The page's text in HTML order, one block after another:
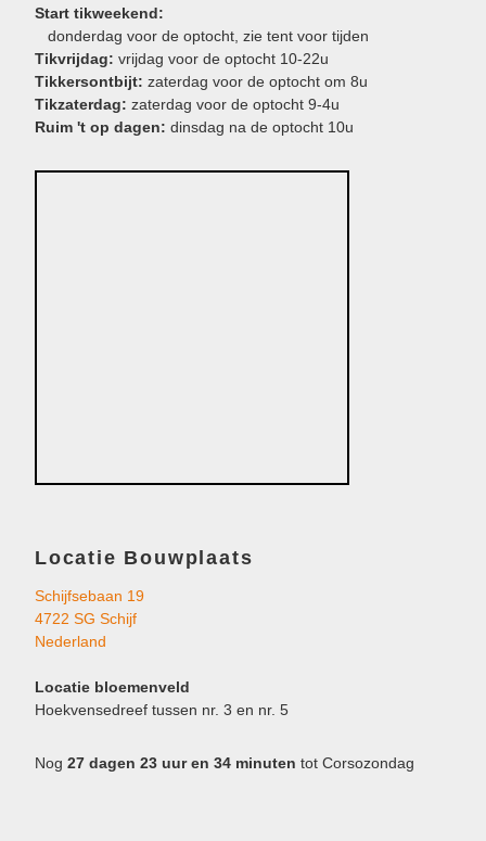
Start tikweekend:
donderdag voor de optocht, zie tent voor tijden
Tikvrijdag: vrijdag voor de optocht 10-22u
Tikkersontbijt: zaterdag voor de optocht om 8u
Tikzaterdag: zaterdag voor de optocht 9-4u
Ruim 't op dagen: dinsdag na de optocht 10u
Locatie Bouwplaats
Schijfsebaan 19
4722 SG Schijf
Nederland
Locatie bloemenveld
Hoekvensedreef tussen nr. 3 en nr. 5
Nog 27 dagen 23 uur en 34 minuten tot Corsozondag